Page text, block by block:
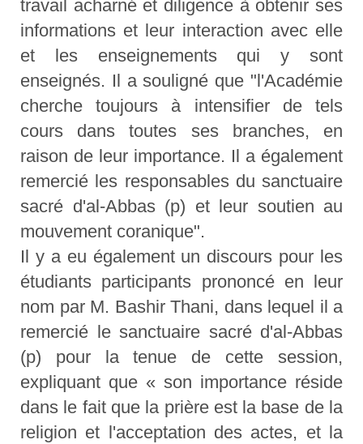
travail acharné et diligence à obtenir ses
informations et leur interaction avec elle
et les enseignements qui y sont
enseignés. Il a souligné que "l'Académie
cherche toujours à intensifier de tels
cours dans toutes ses branches, en
raison de leur importance. Il a également
remercié les responsables du sanctuaire
sacré d'al-Abbas (p) et leur soutien au
mouvement coranique".
Il y a eu également un discours pour les
étudiants participants prononcé en leur
nom par M. Bashir Thani, dans lequel il a
remercié le sanctuaire sacré d'al-Abbas
(p) pour la tenue de cette session,
expliquant que « son importance réside
dans le fait que la prière est la base de la
religion et l'acceptation des actes, et la